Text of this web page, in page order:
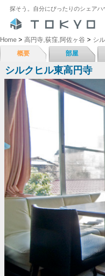
探そう。自分にぴったりのシェアハ
Home > 高円寺,荻窪,阿佐ヶ谷 > シ
概要
部屋
シルクヒル東高円寺